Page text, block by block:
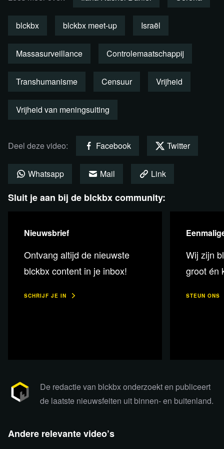
Bekijk de speech via Rumble
Als wij niet meer kunnen doen
wat nodig is, wie doet het dan
wel?
Lees 7 reacties
blckbx blckbx meet-up Israël
Massasurveillance Controlemaatschappij
Transhumanisme Censuur Vrijheid
Vrijheid van meningsuiting
Deel deze video: Facebook Twitter
Whatsapp Mail Link
Sluit je aan bij de blckbx community:
Nieuwsbrief
Ontvang altijd de nieuwste
blckbx content in je inbox!
SCHRIJF JE IN
Wij zijn
groot én
STEUN ONS
De redactie van blckbx onderzoekt en publiceert
de laatste nieuwsfeiten uit binnen- en buitenland.
Andere relevante video’s